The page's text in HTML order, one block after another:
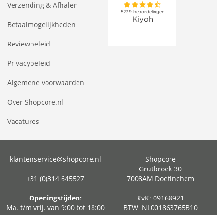
Verzending & Afhalen
Betaalmogelijkheden
Reviewbeleid
Privacybeleid
Algemene voorwaarden
Over Shopcore.nl
Vacatures
klantenservice@shopcore.nl
+31 (0)314 645527
Openingstijden:
Ma. t/m vrij. van 9:00 tot 18:00
Shopcore
Grutbroek 30
7008AM Doetinchem
KvK: 09168921
BTW: NL001863765B10